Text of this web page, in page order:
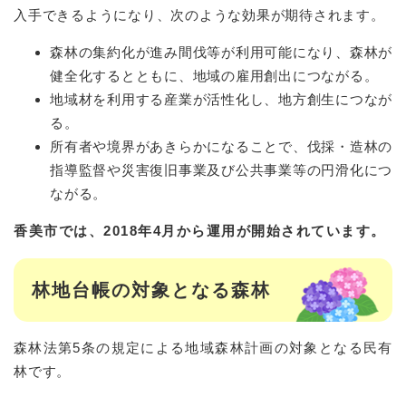
入手できるようになり、次のような効果が期待されます。
森林の集約化が進み間伐等が利用可能になり、森林が
健全化するとともに、地域の雇用創出につながる。
地域材を利用する産業が活性化し、地方創生につなが
る。
所有者や境界があきらかになることで、伐採・造林の
指導監督や災害復旧事業及び公共事業等の円滑化につ
ながる。
香美市では、2018年4月から運用が開始されています。
林地台帳の対象となる森林
森林法第5条の規定による地域森林計画の対象となる民有
林です。